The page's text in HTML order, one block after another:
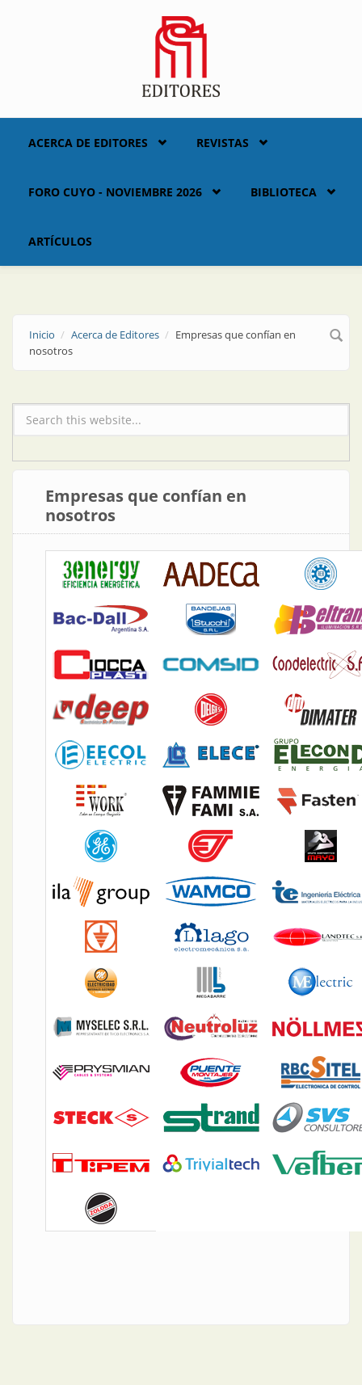
ACERCA DE EDITORES REVISTAS
FORO CUYO - NOVIEMBRE 2026 BIBLIOTECA
ARTÍCULOS
Inicio Acerca de Editores
Empresas que confían en
nosotros
Formulario de búsqueda
Empresas que confían en
nosotros